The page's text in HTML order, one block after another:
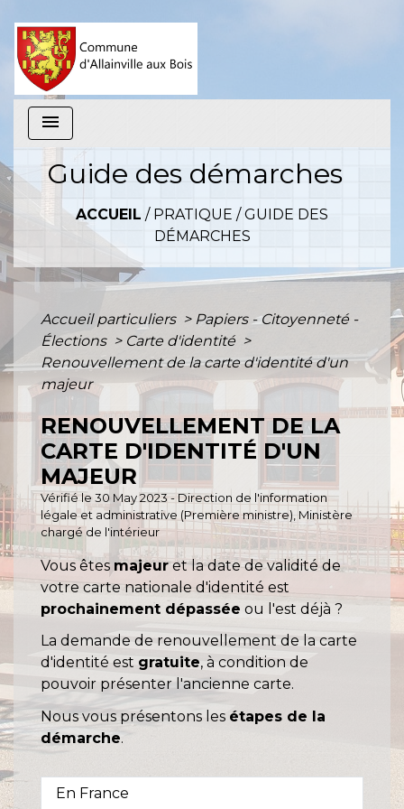
menu
Guide des démarches
ACCUEIL / PRATIQUE /GUIDE DES
DÉMARCHES
Accueil particuliers > Papiers - Citoyenneté -
Élections > Carte d'identité >
Renouvellement de la carte d'identité d'un
majeur
RENOUVELLEMENT DE LA
CARTE D'IDENTITÉ D'UN
MAJEUR
Vérifié le 30 May 2023 - Direction de l'information
légale et administrative (Première ministre), Ministère
chargé de l'intérieur
Vous êtes majeuret la date de validité de
votre carte nationale d'identité est
prochainement dépassée ou l'est déjà ?
La demande de renouvellement de la carte
d'identité est gratuite, à condition de
pouvoir présenter l'ancienne carte.
Nous vous présentons les étapes de la
démarche.
En France